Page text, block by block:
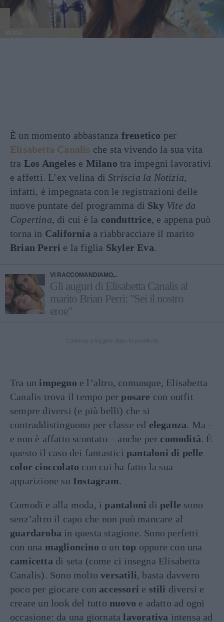
MODA
È un momento abbastanza frenetico per
Elisabetta Canalis che sta vivendo la sua vita
tra Los Angeles e Milano tra impegni lavorativi
e affetti. L’ex velina di Striscia la Notizia,
infatti, è impegnata con le registrazioni delle
nuove puntate del programma di SkyVite da
Copertina, di cui è la conduttrice, e appena può
torna in California a riabbracciare il marito
Brian Perri e la figlia Skyler Eva.
VI RACCOMANDIAMO...
Gli auguri di Elisabetta Canalis al
marito Brian Perri: "Sei il nostro
eroe"
Tra un impegno e l’altro, comunque, Elisabetta
Canalis trova il tempo perposare con outfit
sempre diversi (e più belli) che si
contraddistinguono per classe ed eleganza. Ma –
e non è affatto scontato – anche per comodità. È
questo il caso dei fantastici pantaloni di pelle
color cioccolato con cui ha fatto la sua
apparizione su Instagram.
Comodi e alla moda, ipantaloni dipelle sono
senz’altro il capo che non può mancare al
guardaroba in questa stagione. Sono perfetti
con una maglioncino o untop oppure con una
camicetta di seta (come ci insegna Elisabetta
Canalis). Sono moltoversatili, basta davvero
poco per giocare con accessori e stili diversi e
creare un look del tutto nuovo e adatto ad ogni
occasione: da una giornata lavorativa intensa ad